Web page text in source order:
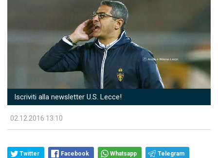
Iscriviti alla newsletter U.S. Lecce!
02.12.2016 13:10
Twitter Facebook Whatsapp Telegram